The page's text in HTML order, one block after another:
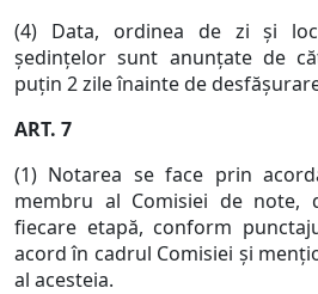
(4) Data, ordinea de zi şi
şedinţelor sunt anunţate de
puţin 2 zile înainte de
ART. 7
(1) Notarea se face prin
membru al Comisiei de
fiecare etapă, conform
acord în cadrul Comisiei şi
al acesteia.